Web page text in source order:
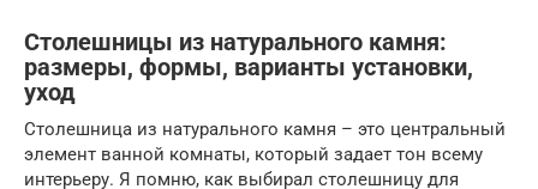
Столешницы из натурального камня:
размеры, формы, варианты установки,
уход
Столешница из натурального камня – это центральный
элемент ванной комнаты, который задает тон всему
интерьеру. Я помню, как выбирал столешницу для